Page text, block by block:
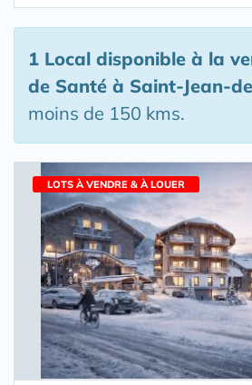
1 Local disponible à la
de Santé à Saint-Jean-
moins de 150 kms.
LOTS À VENDRE & À LOUER